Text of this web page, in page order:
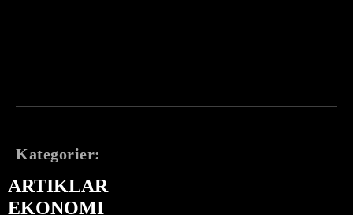
Kategorier:
ARTIKLAR
EKONOMI